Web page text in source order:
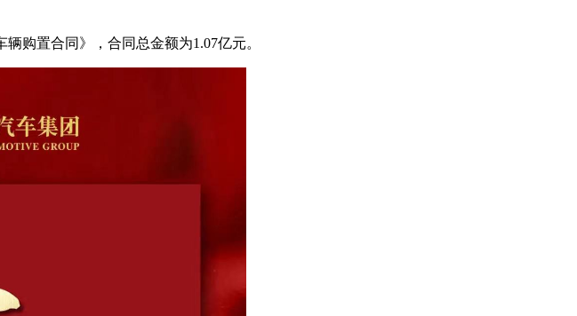
购置合同》，合同总金额为1.07亿元。